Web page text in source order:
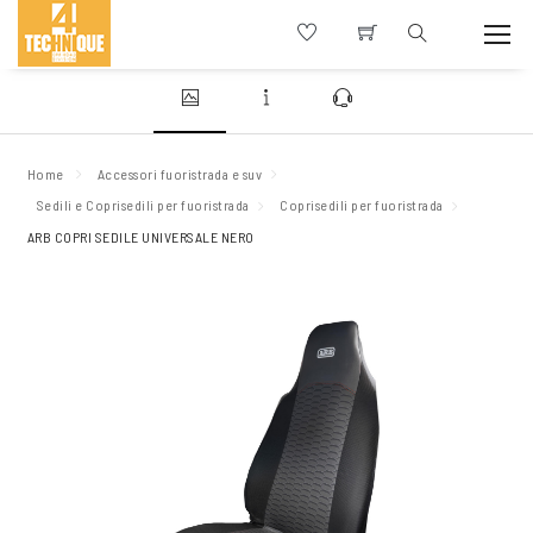
Home
Accessori fuoristrada e suv
Sedili e Coprisedili per fuoristrada
Coprisedili per fuoristrada
ARB COPRI SEDILE UNIVERSALE NERO